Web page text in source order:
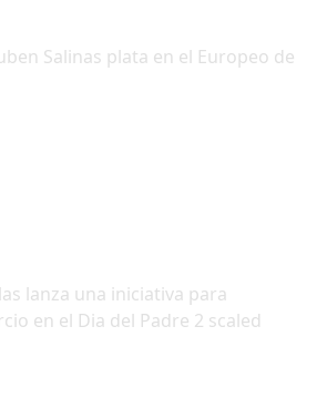
Salinas plata en el Europeo de
lanza una iniciativa para
en el Dia del Padre 2 scaled